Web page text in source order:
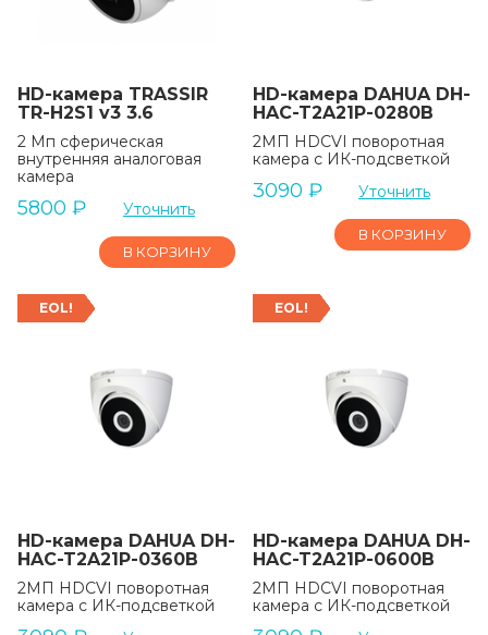
HD-камера TRASSIR
TR-H2S1 v3 3.6
2 Мп сферическая
внутренняя аналоговая
камера
5800 ₽ Уточнить
В КОРЗИНУ
HD-камера DAHUA DH-
HAC-T2A21P-0280B
2MП HDCVI поворотная
камера с ИК-подсветкой
3090 ₽ Уточнить
В КОРЗИНУ
EOL!
HD-камера DAHUA DH-
HAC-T2A21P-0360B
2MП HDCVI поворотная
камера с ИК-подсветкой
EOL!
HD-камера DAHUA DH-
HAC-T2A21P-0600B
2MП HDCVI поворотная
камера с ИК-подсветкой